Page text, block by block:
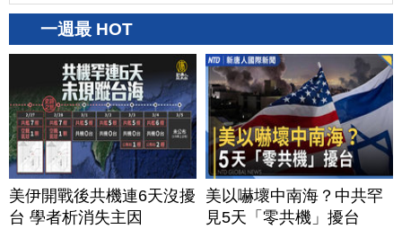
一週最 HOT
美伊開戰後共機連6天沒擾
台 學者析消失主因
美以嚇壞中南海？中共罕
見5天「零共機」擾台